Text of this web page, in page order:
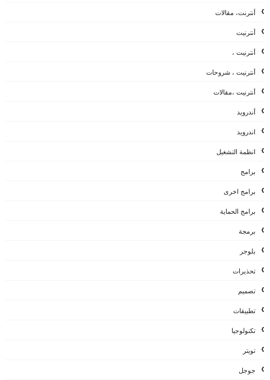
أنترنت، مقالات
أنترنيت
أنترنيت ،
أنترنيت ، شروحات
أنترنيت ،مقالات
أندرويد
اندرويد
انظمة التشغيل
برامج
برامج اخرى
برامج الحماية
برمجة
بلوجر
تحذيرات
تصميم
تطبيقات
تكنولوجيا
تويتر
جوجل